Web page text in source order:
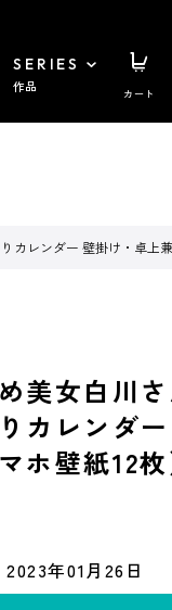
SERIES
作品 カート
カレンダー 壁掛け・卓上
美女白川
カレンダ
ホ壁紙12枚
2023年01月26日